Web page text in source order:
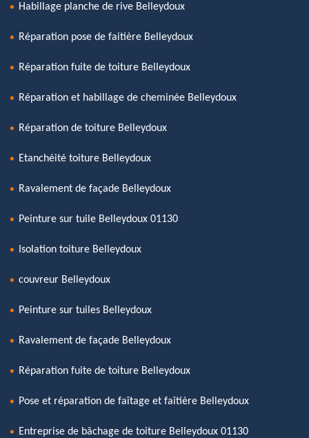
Habillage planche de rive Belleydoux
Réparation pose de faitière Belleydoux
Réparation fuite de toiture Belleydoux
Réparation et habillage de cheminée Belleydoux
Réparation de toiture Belleydoux
Etanchéité toiture Belleydoux
Ravalement de façade Belleydoux
Peinture sur tuile Belleydoux 01130
Isolation toiture Belleydoux
couvreur Belleydoux
Peinture sur tuiles Belleydoux
Ravalement de façade Belleydoux
Réparation fuite de toiture Belleydoux
Pose et réparation de faîtage et faîtière Belleydoux
Entreprise de bâchage de toiture Belleydoux 01130